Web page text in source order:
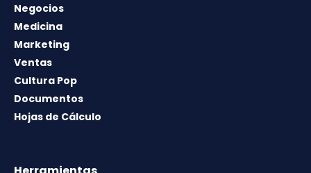
Negocios
Medicina
Marketing
Ventas
Cultura Pop
Documentos
Hojas de Cálculo